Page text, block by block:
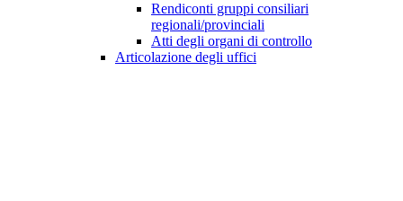
Rendiconti gruppi consiliari
regionali/provinciali
Atti degli organi di controllo
Articolazione degli uffici